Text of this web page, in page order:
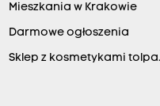
Mieszkania w Krakowie
Darmowe ogłoszenia
Sklep z kosmetykami